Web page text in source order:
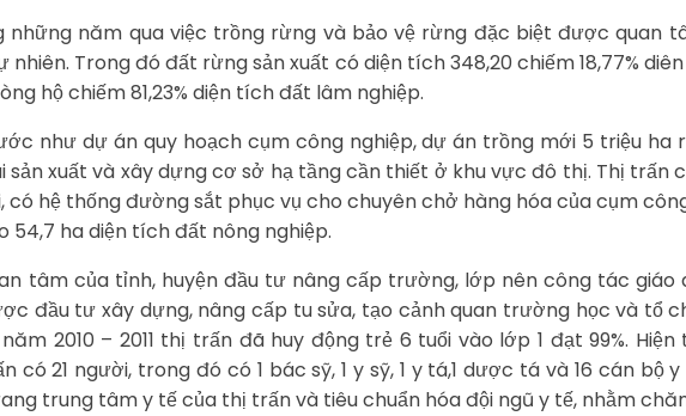
những năm qua việc trồng rừng và bảo vệ rừng đặc biệt được quan
nhiên. Trong đó đất rừng sản xuất có diện tích 348,20 chiếm 18,77%
hộ chiếm 81,23% diện tích đất lâm nghiệp.
như dự án quy hoạch cụm công nghiệp, dự án trồng mới 5 triệu ha
xuất và xây dựng cơ sở hạ tầng cần thiết ở khu vực đô thị. Thị trấn
có hệ thống đường sắt phục vụ cho chuyên chở hàng hóa của cụm
ha diện tích đất nông nghiệp.
tâm của tỉnh, huyện đầu tư nâng cấp trường, lớp nên công tác
đầu tư xây dựng, nâng cấp tu sửa, tạo cảnh quan trường học và tổ
2010 – 2011 thị trấn đã huy động trẻ 6 tuổi vào lớp 1 đạt 99%.
có 21 người, trong đó có 1 bác sỹ, 1 y sỹ, 1 y tá,1 dược tá và 16 cán
trung tâm y tế của thị trấn và tiêu chuẩn hóa đội ngũ y tế, nhằm